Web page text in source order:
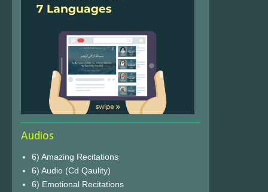
Audios
6) Amazing Recitations
6) Audio (Cd Qaulity)
6) Emotional Recitations